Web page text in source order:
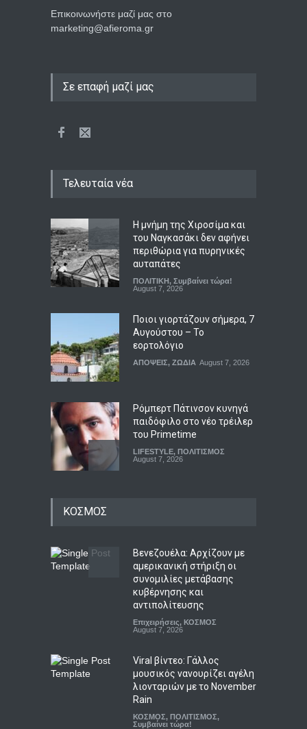
Επικοινωνήστε μαζί μας στο
marketing@afieroma.gr
Σε επαφή μαζί μας
Τελευταία νέα
Η μνήμη της Χιροσίμα και
του Ναγκασάκι δεν αφήνει
περιθώρια για πυρηνικές
αυταπάτες
ΠΟΛΙΤΙΚΗ, Συμβαίνει τώρα!
August 7, 2026
Ποιοι γιορτάζουν σήμερα, 7
Αυγούστου – Το
εορτολόγιο
ΑΠΟΨΕΙΣ, ΖΩΔΙΑ August 7, 2026
Ρόμπερτ Πάτινσον κυνηγά
παιδόφιλο στο νέο τρέιλερ
του Primetime
LIFESTYLE, ΠΟΛΙΤΙΣΜΟΣ
August 7, 2026
LIFESTYLE,ΠΟΛΙΤΙΚΗ
August 7, 2026
Τα σημαντικότερα νέα της
ημέρας
Συμβαίνει τώρα!,Το Θέμα της
Ημέρας
ΚΟΣΜΟΣ
Βενεζουέλα: Αρχίζουν με
αμερικανική στήριξη οι
συνομιλίες μετάβασης
κυβέρνησης και
αντιπολίτευσης
Επιχειρήσεις, ΚΟΣΜΟΣ
August 7, 2026
Viral βίντεο: Γάλλος
μουσικός νανουρίζει αγέλη
λιονταριών με το November
Rain
ΚΟΣΜΟΣ, ΠΟΛΙΤΙΣΜΟΣ,
Συμβαίνει τώρα!